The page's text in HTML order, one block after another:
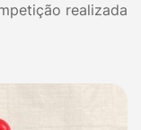
realizada